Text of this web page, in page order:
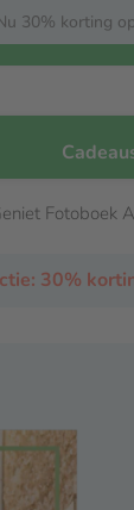
30% korting
Fotoboek
30%